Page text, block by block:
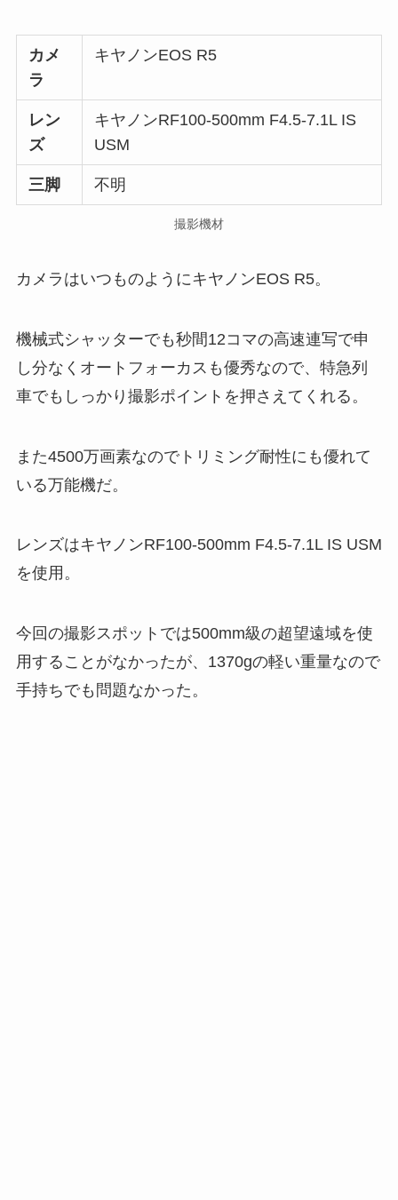
カメ
ラ
キヤノンEOS R5
レン
ズ
キヤノンRF100-500mm F4.5-7.1L IS
USM
三脚 不明
撮影機材
カメラはいつものようにキヤノンEOS R5。
機械式シャッターでも秒間12コマの高速連写で申
し分なくオートフォーカスも優秀なので、特急列
車でもしっかり撮影ポイントを押さえてくれる。
また4500万画素なのでトリミング耐性にも優れて
いる万能機だ。
レンズはキヤノンRF100-500mm F4.5-7.1L IS USM
を使用。
今回の撮影スポットでは500mm級の超望遠域を使
用することがなかったが、1370gの軽い重量なので
手持ちでも問題なかった。